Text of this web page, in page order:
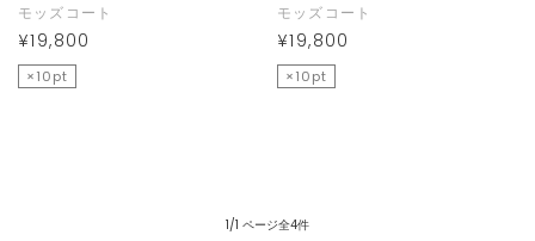
モッズコート
¥19,800
×10pt
モッズコート
¥19,800
×10pt
1/1 ページ全4件